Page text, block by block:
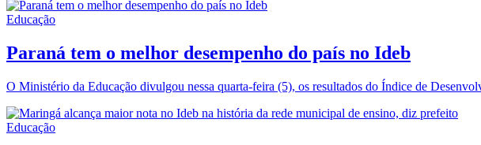
Educação
Paraná tem o melhor desempenho do país no Ideb
O Ministério da Educação divulgou nessa quarta-feira (5), os resultados do Índice de
Educação